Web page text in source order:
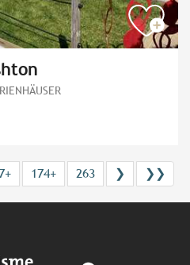
174+ 263 ❯ ❯❯